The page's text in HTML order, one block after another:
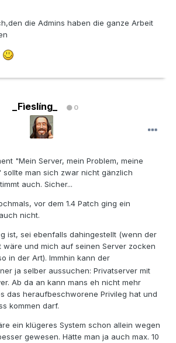
die Admins haben die ganze Arbeit
_Fìeslíng_ 0
"Mein Server, mein Problem, meine
sollte man sich zwar nicht gänzlich
auch. Sicher...
vor dem 1.4 Patch ging ein
nicht.
ist, sei ebenfalls dahingestellt (wenn der
wäre und mich auf seinen Server zocken
in der Art). Immhin kann der
ja selber aussuchen: Privatserver mit
Ab da an kann mans eh nicht mehr
das heraufbeschworene Privileg hat und
kommen darf.
ein klügeres System schon allein wegen
gewesen. Hätte man ja auch max. 10